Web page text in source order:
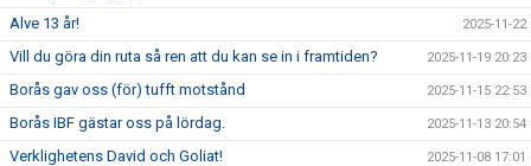
Alve 13 år! 2025-11-22
Vill du göra din ruta så ren att du kan se in i framtiden? 2025-11-19 20:23
Borås gav oss (för) tufft motstånd 2025-11-15 22:53
Borås IBF gästar oss på lördag. 2025-11-13 20:54
Verklighetens David och Goliat! 2025-11-08 17:01